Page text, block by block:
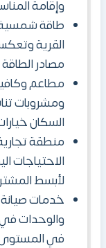
وإقامة
طاقة
القرية
مصادر الطاقة
مطاعم
ومشروبات
السكان
منطقة
الاحتياجات
لأبسط
خدمات
والوحدات
في